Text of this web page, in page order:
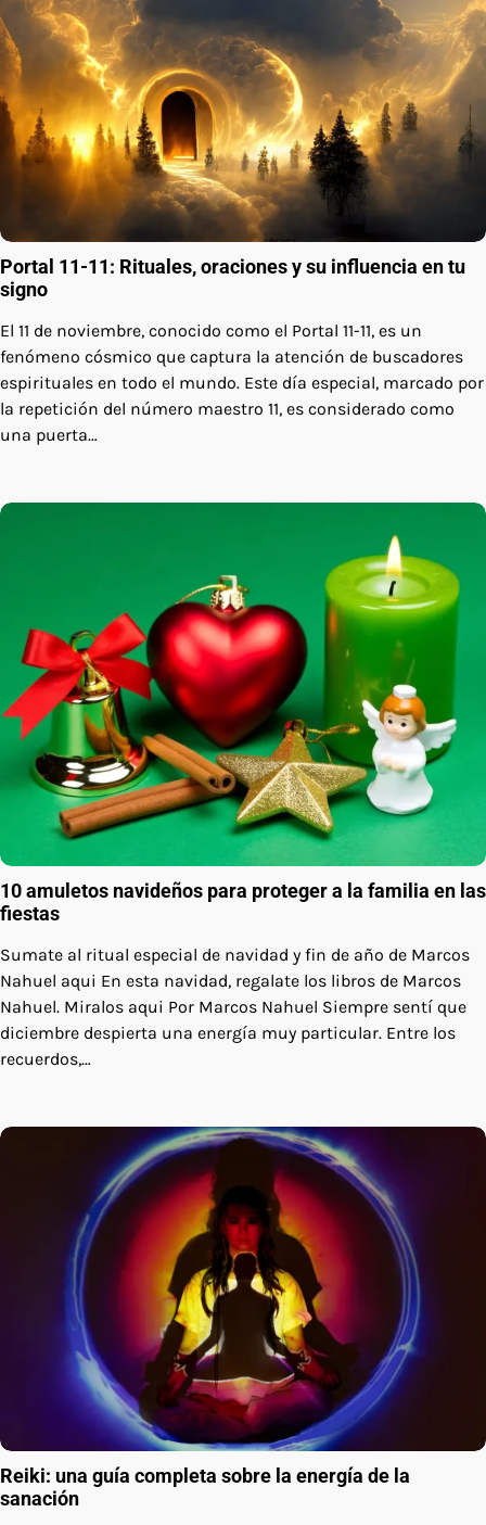
Portal 11-11: Rituales, oraciones y su influencia en tu
signo
El 11 de noviembre, conocido como el Portal 11-11, es un
fenómeno cósmico que captura la atención de buscadores
espirituales en todo el mundo. Este día especial, marcado por
la repetición del número maestro 11, es considerado como
una puerta…
10 amuletos navideños para proteger a la familia en las
fiestas
Sumate al ritual especial de navidad y fin de año de Marcos
Nahuel aqui En esta navidad, regalate los libros de Marcos
Nahuel. Miralos aqui Por Marcos Nahuel Siempre sentí que
diciembre despierta una energía muy particular. Entre los
recuerdos,…
Reiki: una guía completa sobre la energía de la
sanación